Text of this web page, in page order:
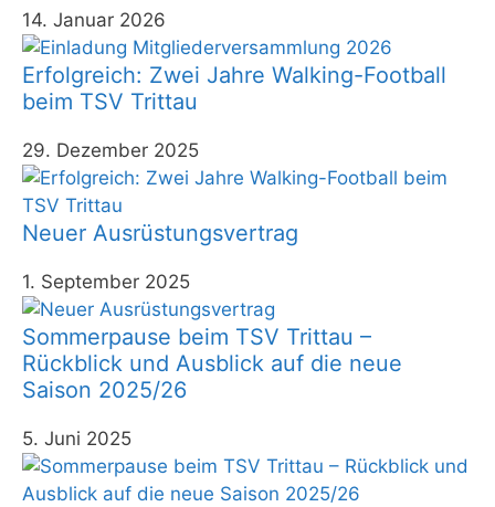
14. Januar 2026
Erfolgreich: Zwei Jahre Walking-Football
beim TSV Trittau
29. Dezember 2025
Neuer Ausrüstungsvertrag
1. September 2025
Sommerpause beim TSV Trittau –
Rückblick und Ausblick auf die neue
Saison 2025/26
5. Juni 2025